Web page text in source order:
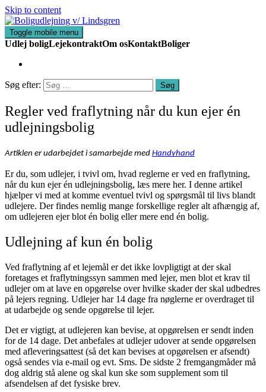
Skip to content
Toggle mobile menu
Udlej boligLejekontraktOm osKontaktBoliger
Søg efter:
Regler ved fraflytning når du kun ejer én
udlejningsbolig
Artiklen er udarbejdet i samarbejde med Handyhand
Er du, som udlejer, i tvivl om, hvad reglerne er ved en fraflytning,
når du kun ejer én udlejningsbolig, læs mere her. I denne artikel
hjælper vi med at komme eventuel tvivl og spørgsmål til livs blandt
udlejere. Der findes nemlig mange forskellige regler alt afhængig af,
om udlejeren ejer blot én bolig eller mere end én bolig.
Udlejning af kun én bolig
Ved fraflytning af et lejemål er det ikke lovpligtigt at der skal
foretages et fraflytningssyn sammen med lejer, men blot et krav til
udlejer om at lave en opgørelse over hvilke skader der skal udbedres
på lejers regning. Udlejer har 14 dage fra nøglerne er overdraget til
at udarbejde og sende opgørelse til lejer.
Det er vigtigt, at udlejeren kan bevise, at opgørelsen er sendt inden
for de 14 dage. Det anbefales at udlejer udover at sende opgørelsen
med afleveringsattest (så det kan bevises at opgørelsen er afsendt)
også sendes via e-mail og evt. Sms. De sidste 2 fremgangmåder må
dog aldrig stå alene og skal kun ske som supplement som til
afsendelsen af det fysiske brev.